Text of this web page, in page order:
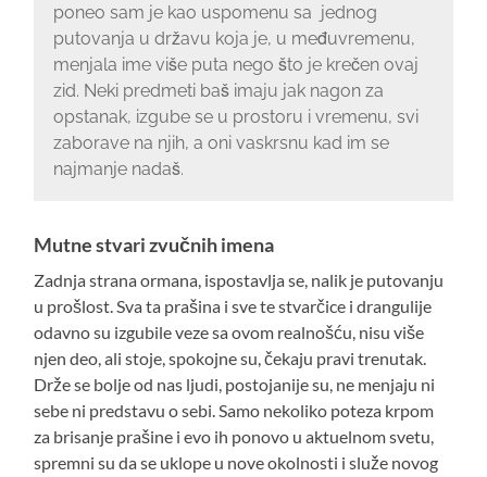
poneo sam je kao uspomenu sa jednog
putovanja u državu koja je, u međuvremenu,
menjala ime više puta nego što je krečen ovaj
zid. Neki predmeti baš imaju jak nagon za
opstanak, izgube se u prostoru i vremenu, svi
zaborave na njih, a oni vaskrsnu kad im se
najmanje nadaš.
Mutne stvari zvučnih imena
Zadnja strana ormana, ispostavlja se, nalik je putovanju
u prošlost. Sva ta prašina i sve te stvarčice i drangulije
odavno su izgubile veze sa ovom realnošću, nisu više
njen deo, ali stoje, spokojne su, čekaju pravi trenutak.
Drže se bolje od nas ljudi, postojanije su, ne menjaju ni
sebe ni predstavu o sebi. Samo nekoliko poteza krpom
za brisanje prašine i evo ih ponovo u aktuelnom svetu,
spremni su da se uklope u nove okolnosti i služe novog